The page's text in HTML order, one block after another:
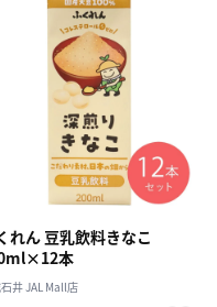
れん 豆乳飲料きなこ
本
井 JAL Mall店